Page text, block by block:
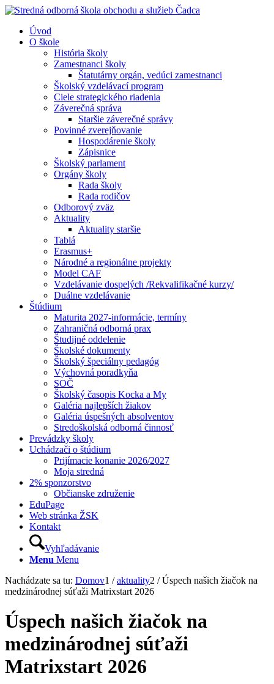
Úvod
O škole
História školy
Zamestnanci školy
Štatutárny orgán, vedúci zamestnanci
Školský vzdelávací program
Ciele strategického riadenia
Záverečná správa
Staršie záverečné správy
Povinné zverejňovanie
Hospodárenie školy
Zápisnice
Školský parlament
Orgány školy
Rada školy
Rada rodičov
Odborový zväz
Aktuality
Aktuality staršie
Tablá
Erasmus+
Národné a regionálne projekty
Model CAF
Vzdelávanie dospelých /Rekvalifikačné kurzy/
Duálne vzdelávanie
Štúdium
Maturita 2027-informácie, termíny
Zahraničná odborná prax
Študijné oddelenie
Školské dokumenty
Školský špeciálny pedagóg
Výchovná poradkyňa
SOČ
Školský časopis Kocka a My
Galéria najlepších žiakov
Galéria úspešných absolventov
Stredoškolská odborná činnosť
Prevádzky školy
Uchádzači o štúdium
Prijímacie konanie 2026/2027
Moja stredná
2% sponzorstvo
Občianske združenie
EduPage
Web stránka ŽSK
Kontakt
Vyhľadávanie
Menu Menu
Nachádzate sa tu: Domov1 / aktuality2 / Úspech našich žiačok na
medzinárodnej súťaži Matrixstart 2026
Úspech našich žiačok na
medzinárodnej súťaži
Matrixstart 2026